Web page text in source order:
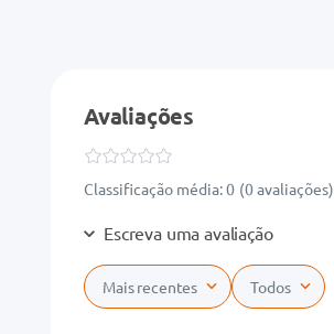
Avaliações
Classificação média: 0 (0 avaliações)
Escreva uma avaliação
Mais recentes Todos